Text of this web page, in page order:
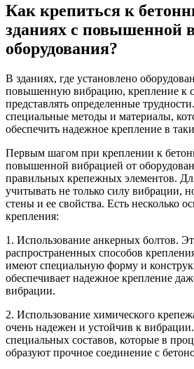
Как крепиться к
зданиях с повышенной
оборудования?
В зданиях, где установлено
повышенную вибрацию, крепление к
представлять определенные
специальные методы и материалы,
обеспечить надежное крепление в
Первым шагом при креплении к
повышенной вибрацией от
правильных крепежных элементов.
учитывать не только силу вибрации,
стены и ее свойства. Есть несколько
крепления:
1. Использование анкерных болтов.
распространенных способов
имеют специальную форму и
обеспечивает надежное крепление
вибрации.
2. Использование химического
очень надежен и устойчив к
специальных составов, которые в
образуют прочное соединение с